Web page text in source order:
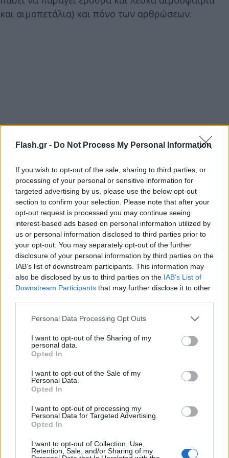
Flash.gr - Do Not Process My Personal Information
If you wish to opt-out of the sale, sharing to third parties, or
processing of your personal or sensitive information for
targeted advertising by us, please use the below opt-out
section to confirm your selection. Please note that after your
opt-out request is processed you may continue seeing
interest-based ads based on personal information utilized by
us or personal information disclosed to third parties prior to
your opt-out. You may separately opt-out of the further
disclosure of your personal information by third parties on the
IAB’s list of downstream participants. This information may
also be disclosed by us to third parties on the IAB’s List of
Downstream Participants that may further disclose it to other
Please note that this website/app uses one or more Google
not limited to your visit or usage behaviour. You may click to
grant or deny consent to Google and its third-party tags to
use your data for below specified purposes in below Google
consent section.
Personal Data Processing Opt Outs
I want to opt-out of the Sharing of my
personal data.
Opted In
I want to opt-out of the Sale of my
Personal Data.
Opted In
I want to opt-out of processing my
Personal Data for Targeted Advertising.
Opted In
I want to opt-out of Collection, Use,
Retention, Sale, and/or Sharing of my
και αιμοπετάλια) και πόνο των αρθρώσεων.
Ποια είναι η συχνότητα του ευρήματος;
Εμφανίζεται κυρίως τον χειμώνα και την
Προσβάλλει τα παιδιά ηλικίας 5 έως 14
ετών. (Το παιδί δεν μεταδίδει τη νόσο όταν
είναι παρόν το εξάνθημα.)